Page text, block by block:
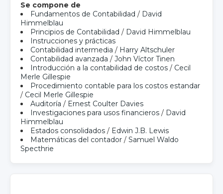
Se compone de
Fundamentos de Contabilidad / David
Himmelblau
Principios de Contabilidad / David Himmelblau
Instrucciones y prácticas
Contabilidad intermedia / Harry Altschuler
Contabilidad avanzada / John Víctor Tinen
Introducción a la contabilidad de costos / Cecil
Merle Gillespie
Procedimiento contable para los costos estandar
/ Cecil Merle Gillespie
Auditoría / Ernest Coulter Davies
Investigaciones para usos financieros / David
Himmelblau
Estados consolidados / Edwin J.B. Lewis
Matemáticas del contador / Samuel Waldo
Specthrie